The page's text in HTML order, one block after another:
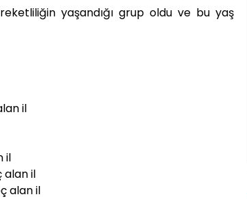
yaşandığı grup oldu ve bu yaş
il
il
alan il
alan il